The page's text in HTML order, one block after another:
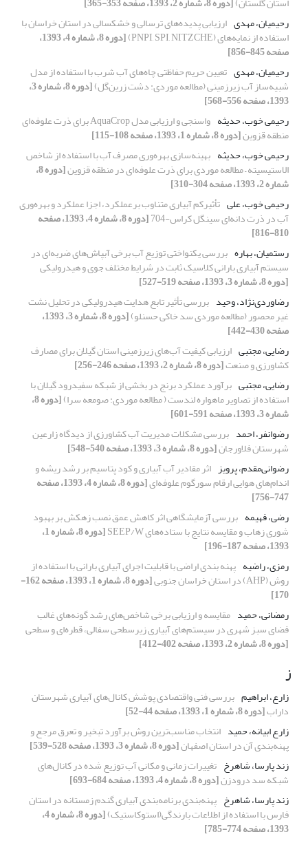
رحیمیان، مهدی ارزیابی پدیده‌های ترسالی و خشکسالی در استان خراسان با
استفاده از نمایه‌های (PNPI, SPI, NITZCHE) [دوره 8، شماره 4، 1393،
صفحه 845-856]
رحیمیان، مهدی تعیین حریم حفاظتی چاه‌های آب شرب با استفاده از مدل
شبیه‌ساز آب زیرزمینی (مطالعه موردی: دشت زرین‌گل) [دوره 8، شماره 3،
1393، صفحه 556-568]
رحیمی خوب، حدیثه
واسنجی و ارزیابی مدل AquaCrop برای ذرت علوفه‌ای
منطقه قزوین[دوره 8، شماره 1، 1393، صفحه 108-115]
رحیمی خوب، حدیثه بهینه‌سازی بهره‌وری مصرف آب با استفاده از شاخص
الاستیسیته – مطالعه موردی برای ذرت علوفه‌ای در منطقه قزوین [دوره 8،
شماره 2، 1393، صفحه 304-310]
رحیمی خوب، علی تأثیرکم آبیاری متناوب برعملکرد، اجزا عملکرد و بهره‌وری
آب در ذرت دانه‌ای سینگل کراس-704 [دوره 8، شماره 4، 1393، صفحه
810-816]
رستمیان، بهاره بررسی یکنواختی توزیع آب برخی آبپاش‌های ضربه‌ای در
سیستم آبیاری بارانی کلاسیک ثابت در شرایط‌ مختلف جوی و هیدرولیکی
[دوره 8، شماره 3، 1393، صفحه 519-527]
رضاوردی‌نژاد، وحید بررسی تأثیر تابع هدایت هیدرولیکی در تحلیل نشت
غیر محصور (مطالعه موردی سد خاکی حسنلو) [دوره 8، شماره 3، 1393،
صفحه 430-442]
رضایی، مجتبی ارزیابی کیفیت آب‌های زیرزمینی استان گیلان برای مصارف
کشاورزی و صنعت[دوره 8، شماره 2، 1393، صفحه 246-256]
رضایی، مجتبی برآورد عملکرد برنج در بخشی از شبکه سفیدرود گیلان با
استفاده از تصاویر ماهواره لندست ( مطالعه موردی: صومعه سرا) [دوره 8،
شماره 3، 1393، صفحه 591-601]
رضوانفر، احمد بررسی مشکلات مدیریت آب کشاورزی از دیدگاه زارعین
شهرستان فلاورجان[دوره 8، شماره 3، 1393، صفحه 540-548]
رضوانی‌مقدم، پرویز اثر مقادیر آب آبیاری و کود پتاسیم بر رشد ریشه و
اندام‌های هوایی ارقام سورگوم علوفه‌ای [دوره 8، شماره 4، 1393، صفحه
747-756]
رضی، فهیمه بررسی آزمایشگاهی اثر کاهش عمق نصب زهکش بر بهبود
شوری زهاب و مقایسه نتایج با ستاده‌های SEEP/W [دوره 8، شماره 1،
1393، صفحه 187-196]
رمزی، راضیه پهنه ⁮بندی اراضی با قابلیت اجرای آبیاری بارانی با استفاده از
روش (AHP) در استان خراسان جنوبی [دوره 8، شماره 1، 1393، صفحه 162-
170]
رمضانی، حمید مقایسه و ارزیابی برخی شاخص‌های رشد گونه‌های غالب
فضای سبز شهری در سیستم‌های آبیاری زیرسطحی سفالی، قطره‌ای و سطحی
[دوره 8، شماره 2، 1393، صفحه 402-412]
ز
زارع، ابراهیم بررسی فنی واقتصادی پوشش کانال‌های آبیاری شهرستان
داراب[دوره 8، شماره 1، 1393، صفحه 44-52]
زارع ابیانه، حمید انتخاب مناسب‌ترین روش برآورد تبخیر و تعرق مرجع و
پهنه‌بندی آن در استان اصفهان[دوره 8، شماره 3، 1393، صفحه 528-539]
زند پارسا، شاهرخ تغییرات زمانی و مکانی آب توزیع شده در کانال‌های
شبکه سد درودزن[دوره 8، شماره 4، 1393، صفحه 684-693]
زند پارسا، شاهرخ پهنه‌بندی برنامه‌بندی آبیاری گندم زمستانه در استان
فارس با استفاده از اطلاعات بارندگی(استوکاستیک) [دوره 8، شماره 4،
1393، صفحه 774-785]